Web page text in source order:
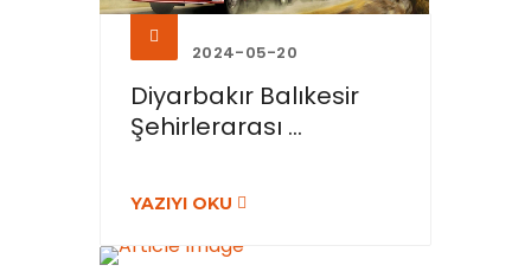
2024-05-20
Diyarbakır Balıkesir
Şehirlerarası ...
YAZIYI OKU